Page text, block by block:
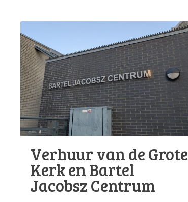
Verhuur van de Grote
Kerk en Bartel
Jacobsz Centrum